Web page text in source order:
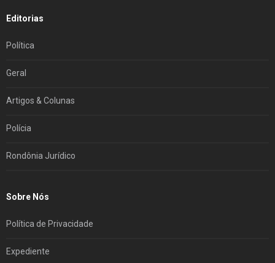
Editorias
Política
Geral
Artigos & Colunas
Polícia
Rondônia Jurídico
Sobre Nós
Política de Privacidade
Expediente